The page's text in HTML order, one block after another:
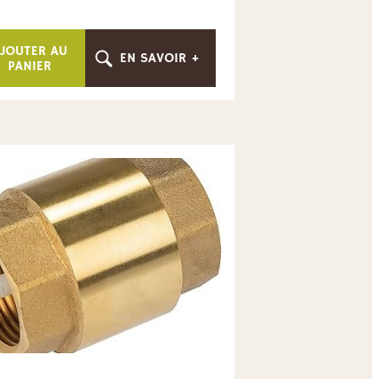
AU
PANIER
EN SAVOIR +